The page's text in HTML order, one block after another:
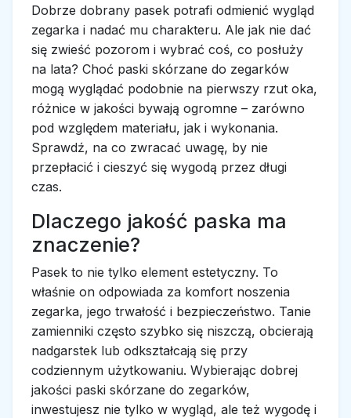
Dobrze dobrany pasek potrafi odmienić wygląd
zegarka i nadać mu charakteru. Ale jak nie dać
się zwieść pozorom i wybrać coś, co posłuży
na lata? Choć paski skórzane do zegarków
mogą wyglądać podobnie na pierwszy rzut oka,
różnice w jakości bywają ogromne – zarówno
pod względem materiału, jak i wykonania.
Sprawdź, na co zwracać uwagę, by nie
przepłacić i cieszyć się wygodą przez długi
czas.
Dlaczego jakość paska ma
znaczenie?
Pasek to nie tylko element estetyczny. To
właśnie on odpowiada za komfort noszenia
zegarka, jego trwałość i bezpieczeństwo. Tanie
zamienniki często szybko się niszczą, obcierają
nadgarstek lub odkształcają się przy
codziennym użytkowaniu. Wybierając dobrej
jakości paski skórzane do zegarków,
inwestujesz nie tylko w wygląd, ale też wygodę i